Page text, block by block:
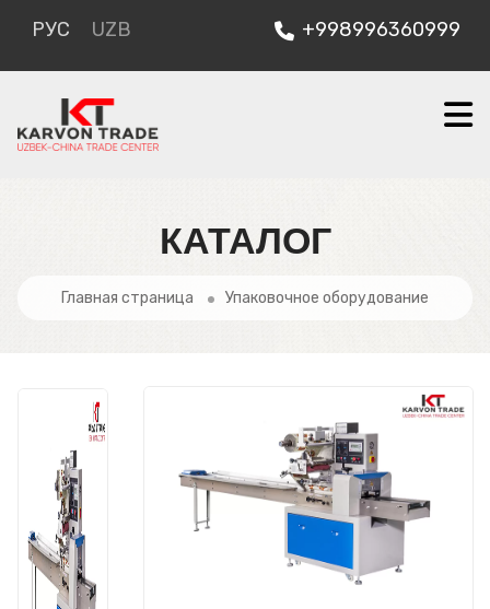
РУС UZB +998996360999
КАТАЛОГ
Главная страница Упаковочное оборудование